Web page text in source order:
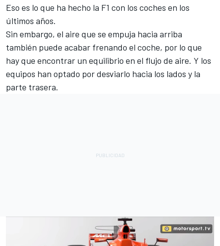
Eso es lo que ha hecho la F1 con los coches en los
últimos años.
Sin embargo, el aire que se empuja hacia arriba
también puede acabar frenando el coche, por lo que
hay que encontrar un equilibrio en el flujo de aire. Y los
equipos han optado por desviarlo hacia los lados y la
parte trasera.